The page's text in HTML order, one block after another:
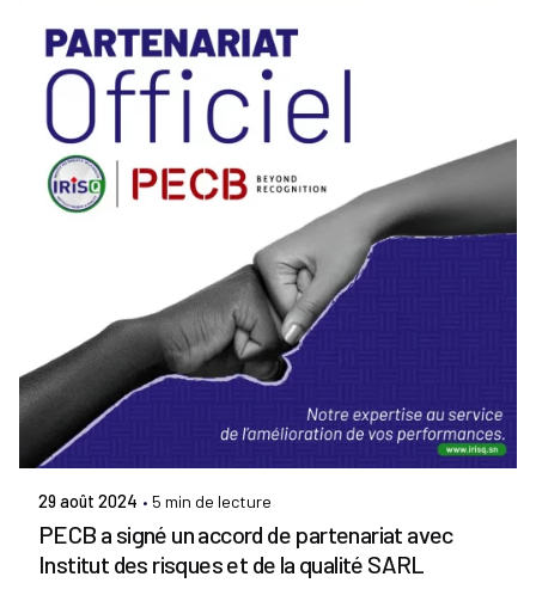
Publié par
29 août 2024 5 min de lecture
PECB a signé un accord de partenariat avec
Institut des risques et de la qualité SARL